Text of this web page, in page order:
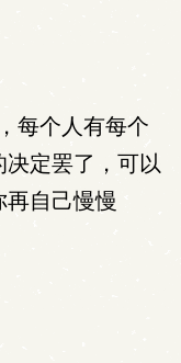
每个人有每个
决定罢了，可以
自己慢慢